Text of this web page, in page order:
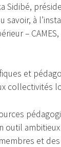
Sidibé,
savoir, à
–
et
collectivités
outil
et